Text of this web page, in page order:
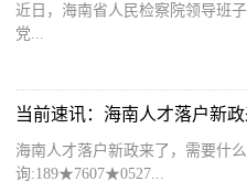
近日，海南省人民检察院领导班
党...
当前速讯：海南人才落户新
海南人才落户新政来了，需要什
询:189★7607★0527...